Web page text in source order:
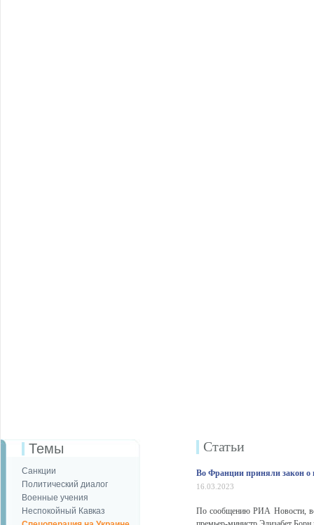
Темы
Санкции
Политический диалог
Военные учения
Неспокойный Кавказ
Статьи
Во Франции приняли закон о
16.03.2023
По сообщению РИА Новости, во